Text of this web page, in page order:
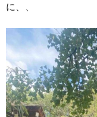
に、、